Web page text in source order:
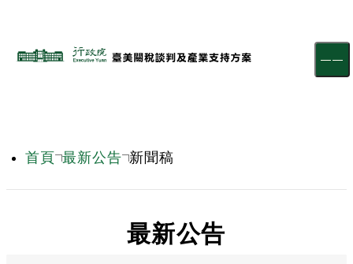
跳到主要內容區塊
首頁 最新公告 新聞稿
最新公告